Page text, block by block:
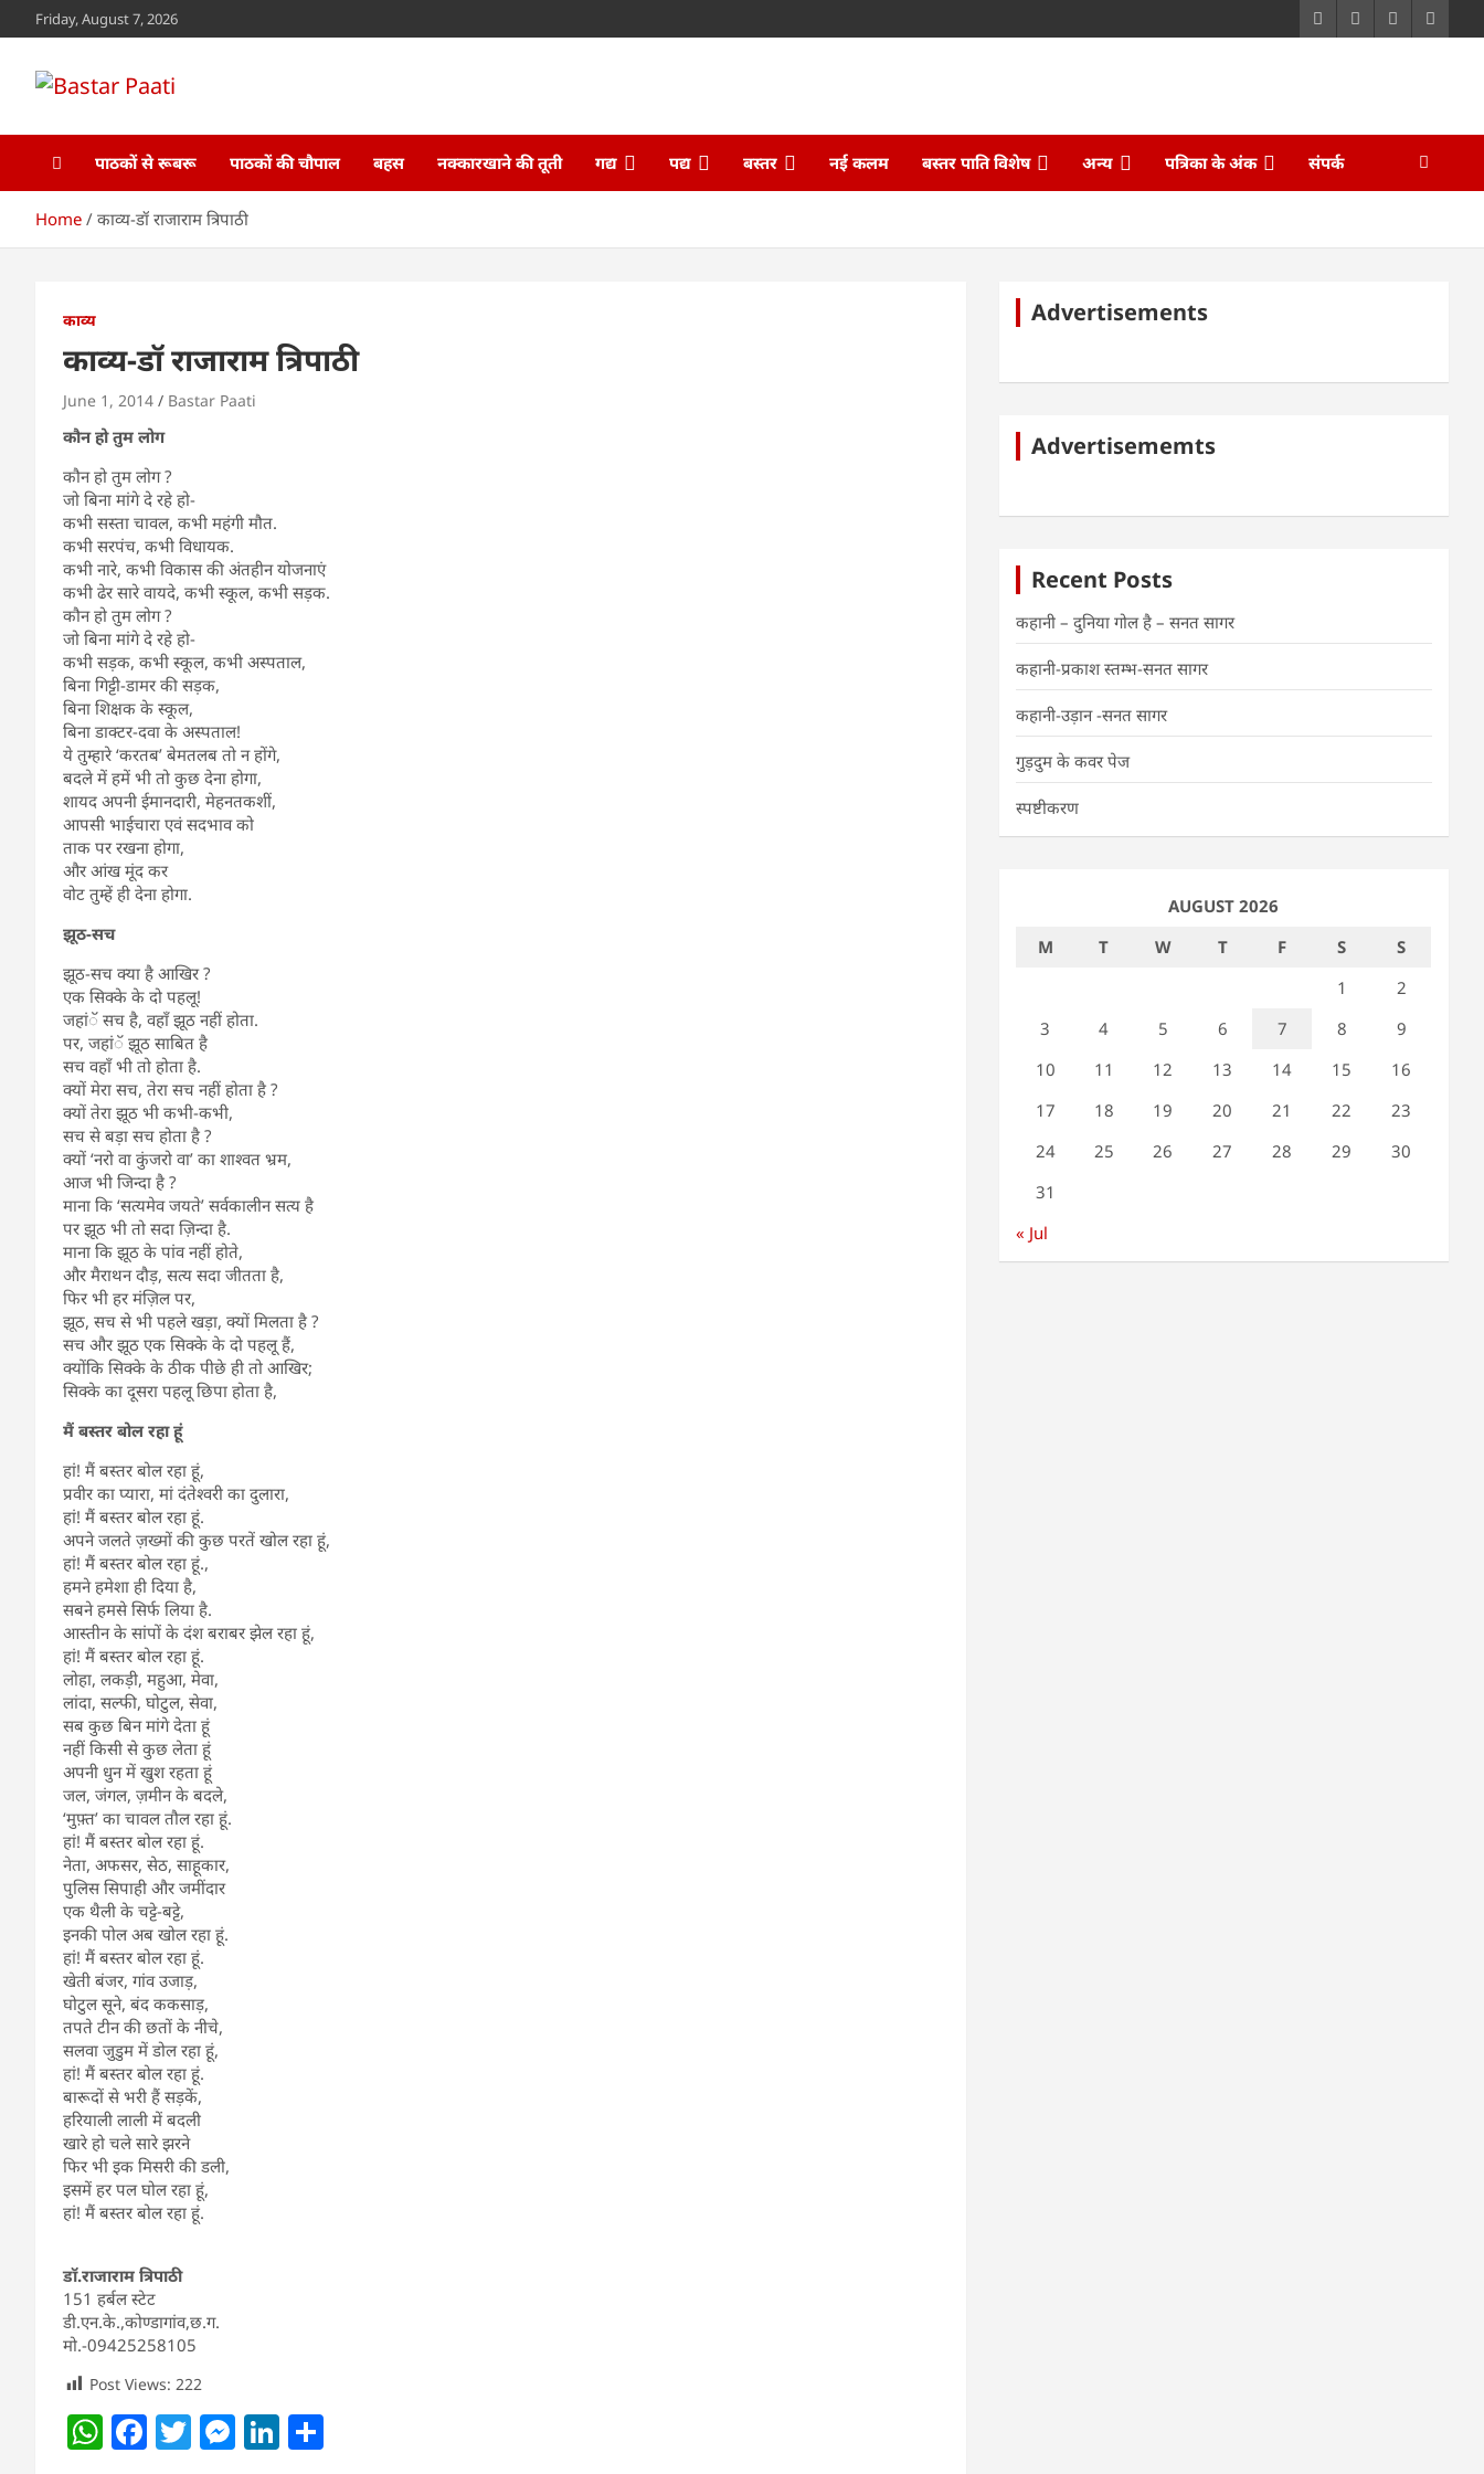
to
Friday, August 7, 2026
Bastar Paati
पाठकों से रूबरू पाठकों की चौपाल बहस नक्कारखाने की तूती गद्य पद्य बस्तर नई कलम बस्तर पाति विशेष अन्य पत्रिका के अंक संपर्क
Home काव्य-डॉ राजाराम त्रिपाठी
काव्य
काव्य-डॉ राजाराम त्रिपाठी
June 1, 2014 Bastar Paati
कौन हो तुम लोग
कौन हो तुम लोग ?
जो बिना मांगे दे रहे हो-
कभी सस्ता चावल, कभी महंगी मौत.
कभी सरपंच, कभी विधायक.
कभी नारे, कभी विकास की अंतहीन योजनाएं
कभी ढेर सारे वायदे, कभी स्कूल, कभी सड़क.
कौन हो तुम लोग ?
जो बिना मांगे दे रहे हो-
कभी सड़क, कभी स्कूल, कभी अस्पताल,
बिना गिट्टी-डामर की सड़क,
बिना शिक्षक के स्कूल,
बिना डाक्टर-दवा के अस्पताल!
ये तुम्हारे ‘करतब’ बेमतलब तो न होंगे,
बदले में हमें भी तो कुछ देना होगा,
शायद अपनी ईमानदारी, मेहनतकशीं,
आपसी भाईचारा एवं सदभाव को
ताक पर रखना होगा,
और आंख मूंद कर
वोट तुम्हें ही देना होगा.
झूठ-सच
झूठ-सच क्या है आखिर ?
एक सिक्के के दो पहलू!
जहांॅ सच है, वहॉं झूठ नहीं होता.
पर, जहांॅ झूठ साबित है
सच वहॉं भी तो होता है.
क्यों मेरा सच, तेरा सच नहीं होता है ?
क्यों तेरा झूठ भी कभी-कभी,
सच से बड़ा सच होता है ?
क्यों ‘नरो वा कुंजरो वा’ का शाश्वत भ्रम,
आज भी जिन्दा है ?
माना कि ‘सत्यमेव जयते’ सर्वकालीन सत्य है
पर झूठ भी तो सदा ज़िन्दा है.
माना कि झूठ के पांव नहीं होते,
और मैराथन दौड़, सत्य सदा जीतता है,
फिर भी हर मंज़िल पर,
झूठ, सच से भी पहले खड़ा, क्यों मिलता है ?
सच और झूठ एक सिक्के के दो पहलू हैं,
क्योंकि सिक्के के ठीक पीछे ही तो आखिर;
सिक्के का दूसरा पहलू छिपा होता है,
मैं बस्तर बोल रहा हूं
हां! मैं बस्तर बोल रहा हूं,
प्रवीर का प्यारा, मां दंतेश्वरी का दुलारा,
हां! मैं बस्तर बोल रहा हूं.
अपने जलते ज़ख्मों की कुछ परतें खोल रहा हूं,
हां! मैं बस्तर बोल रहा हूं.,
हमने हमेशा ही दिया है,
सबने हमसे सिर्फ लिया है.
आस्तीन के सांपों के दंश बराबर झेल रहा हूं,
हां! मैं बस्तर बोल रहा हूं.
लोहा, लकड़ी, महुआ, मेवा,
लांदा, सल्फी, घोटुल, सेवा,
सब कुछ बिन मांगे देता हूं
नहीं किसी से कुछ लेता हूं
अपनी धुन में खुश रहता हूं
जल, जंगल, ज़मीन के बदले,
‘मुफ़्त’ का चावल तौल रहा हूं.
हां! मैं बस्तर बोल रहा हूं.
नेता, अफसर, सेठ, साहूकार,
पुलिस सिपाही और जमींदार
एक थैली के चट्टे-बट्टे,
इनकी पोल अब खोल रहा हूं.
हां! मैं बस्तर बोल रहा हूं.
खेती बंजर, गांव उजाड़,
घोटुल सूने, बंद ककसाड़,
तपते टीन की छतों के नीचे,
सलवा जुडुम में डोल रहा हूं,
हां! मैं बस्तर बोल रहा हूं.
बारूदों से भरी हैं सड़कें,
हरियाली लाली में बदली
खारे हो चले सारे झरने
फिर भी इक मिसरी की डली,
इसमें हर पल घोल रहा हूं,
हां! मैं बस्तर बोल रहा हूं.
डॉ.राजाराम त्रिपाठी
151 हर्बल स्टेट
डी.एन.के.,कोण्डागांव,छ.ग.
मो.-09425258105
Post Views: 222
W F T M Li
Advertisements
Advertisememts
Recent Posts
कहानी – दुनिया गोल है – सनत सागर
कहानी-प्रकाश स्तम्भ-सनत सागर
कहानी-उड़ान -सनत सागर
गुड़दुम के कवर पेज
स्पष्टीकरण
AUGUST 2026
M
T W T F S
S
1
2
3
4 5 6 7 8
9
10
11 12 13 14 15
16
17
18 19 20 21 22
23
24
25 26 27 28 29
30
31
« Jul